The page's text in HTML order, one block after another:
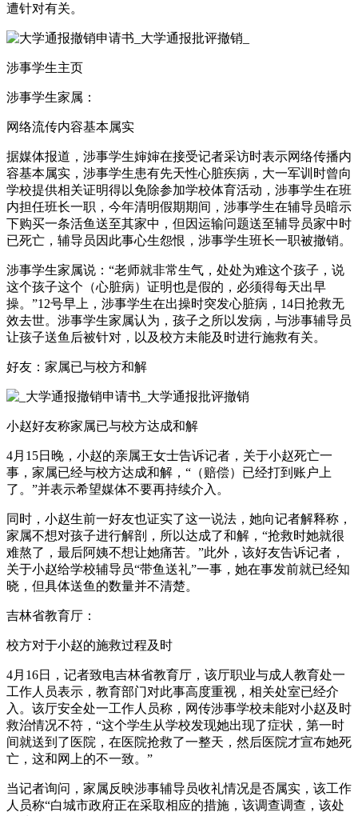
遭针对有关。
涉事学生主页
涉事学生家属：
网络流传内容基本属实
据媒体报道，涉事学生婶婶在接受记者采访时表示网络传播内
容基本属实，涉事学生患有先天性心脏疾病，大一军训时曾向
学校提供相关证明得以免除参加学校体育活动，涉事学生在班
内担任班长一职，今年清明假期期间，涉事学生在辅导员暗示
下购买一条活鱼送至其家中，但因运输问题送至辅导员家中时
已死亡，辅导员因此事心生怨恨，涉事学生班长一职被撤销。
涉事学生家属说：“老师就非常生气，处处为难这个孩子，说
这个孩子这个（心脏病）证明也是假的，必须得每天出早
操。”12号早上，涉事学生在出操时突发心脏病，14日抢救无
效去世。涉事学生家属认为，孩子之所以发病，与涉事辅导员
让孩子送鱼后被针对，以及校方未能及时进行施救有关。
好友：家属已与校方和解
小赵好友称家属已与校方达成和解
4月15日晚，小赵的亲属王女士告诉记者，关于小赵死亡一
事，家属已经与校方达成和解，“（赔偿）已经打到账户上
了。”并表示希望媒体不要再持续介入。
同时，小赵生前一好友也证实了这一说法，她向记者解释称，
家属不想对孩子进行解剖，所以达成了和解，“抢救时她就很
难熬了，最后阿姨不想让她痛苦。”此外，该好友告诉记者，
关于小赵给学校辅导员“带鱼送礼”一事，她在事发前就已经知
晓，但具体送鱼的数量并不清楚。
吉林省教育厅：
校方对于小赵的施救过程及时
4月16日，记者致电吉林省教育厅，该厅职业与成人教育处一
工作人员表示，教育部门对此事高度重视，相关处室已经介
入。该厅安全处一工作人员称，网传涉事学校未能对小赵及时
救治情况不符，“这个学生从学校发现她出现了症状，第一时
间就送到了医院，在医院抢救了一整天，然后医院才宣布她死
亡，这和网上的不一致。”
当记者询问，家属反映涉事辅导员收礼情况是否属实，该工作
人员称“白城市政府正在采取相应的措施，该调查调查，该处